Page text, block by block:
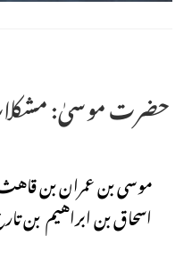
موسی بن عمران بن
اسحاق بن ابراهيم بن